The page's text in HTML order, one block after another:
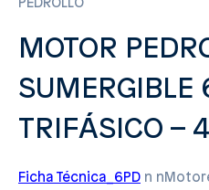
PEDROLLO
MOTOR
TRIFÁSICO –
Ficha Técnica_6PD n